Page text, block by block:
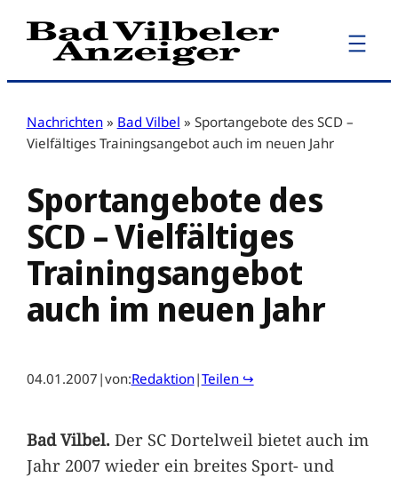
Zum
Inhalt
Nachrichten » Bad Vilbel » Sportangebote des SCD –
Vielfältiges Trainingsangebot auch im neuen Jahr
Sportangebote des
SCD – Vielfältiges
Trainingsangebot
auch im neuen Jahr
04.01.2007 |von:Redaktion|Teilen ↪
Bad Vilbel.Der SC Dortelweil bietet auch im
Jahr 2007 wieder ein breites Sport- und